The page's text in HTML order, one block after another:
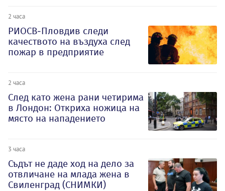
2 часа
РИОСВ-Пловдив следи
качеството на въздуха след
пожар в предприятие
2 часа
След като жена рани четирима
в Лондон: Откриха ножица на
място на нападението
3 часа
Съдът не даде ход на дело за
отвличане на млада жена в
Свиленград (СНИМКИ)